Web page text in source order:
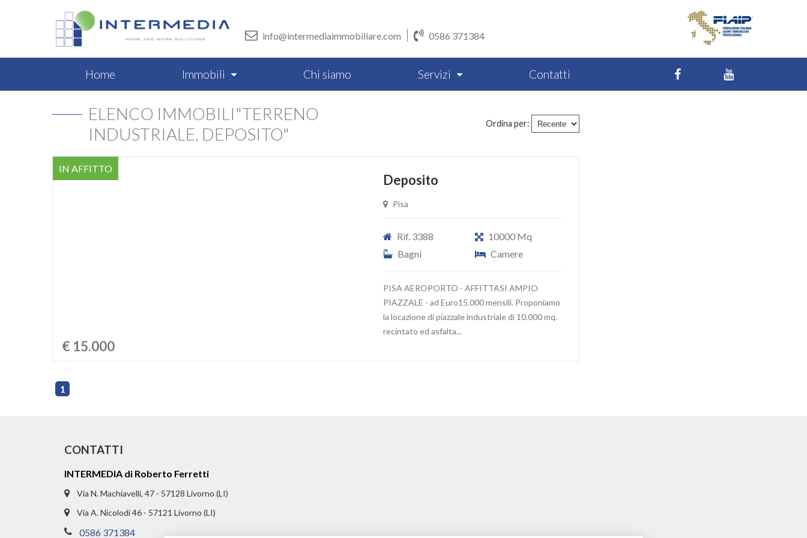
info@intermediaimmobiliare.com 0586 371384
Home Immobili Chi siamo Servizi Contatti
ELENCO IMMOBILI"TERRENO
INDUSTRIALE, DEPOSITO"
Ordina per:
IN AFFITTO
€ 15.000
Deposito
Pisa
Rif. 3388
10000 Mq
Bagni
Camere
PISA AEROPORTO - AFFITTASI AMPIO
PIAZZALE - ad Euro15.000 mensili. Proponiamo
la locazione di piazzale industriale di 10.000 mq.
recintato ed asfalta...
1
CONTATTI
INTERMEDIA di Roberto Ferretti
Via N. Machiavelli, 47 - 57128 Livorno (LI)
Via A. Nicolodi 46 - 57121 Livorno (LI)
0586 371384